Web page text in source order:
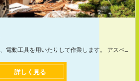
主に、現場での解体作業員、電動工具を用いたりして作業します。 アスベスト工事は防護マスクを着用してアスベスト除去作業を行うので、安心して作業に取り組めます。関東全域での仕事になります。 気持ちよく働いてもらいたいので体調も考慮しつつ、最適なシフトスケジュールを組みますのでご安心下さい。 業務拡大による募集のため、仕事量も収入も安定しています！ ＜前職より月給が上がった方社員も在籍＞ 当社では、仕事量が減ってしまう事が無いように、豊富な業務量と取引先と提携しています。現在、仕事が余りすぎていて困っています。 月給が10万~20万円アップして生活が変わった方、収入が安定した方など、仕事を頑張った分だけプライベートの充実が可能です! ＜未経験の方も安心して働ける環境＞ 入社後、先輩と同行しながら作業方法など、知識やスキルなどの業務を教えていきます。 イチから丁寧に指導しますので未経験の方やブランクのある方でも安心してお仕事できます。 頼れる先輩ばかりなので質問もしやすく、働きやすい環境です! ちょっとしたコツさえ掴めば重い建築資材も軽々運ぶことができるように!
詳しく見る